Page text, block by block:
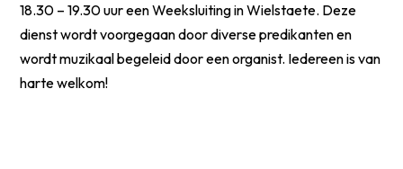
18.30 – 19.30 uur een Weeksluiting in Wielstaete. Deze
dienst wordt voorgegaan door diverse predikanten en
wordt muzikaal begeleid door een organist. Iedereen is van
harte welkom!